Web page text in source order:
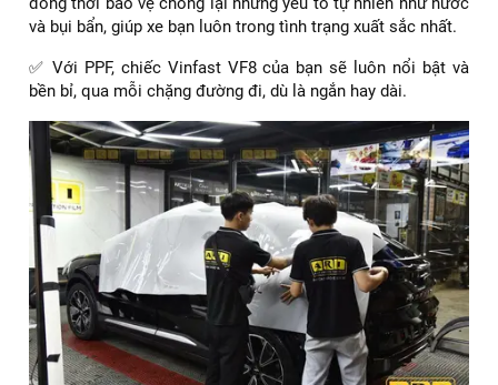
và bụi bẩn, giúp xe bạn luôn trong tình trạng xuất sắc nhất.
✅ Với PPF, chiếc Vinfast VF8 của bạn sẽ luôn nổi bật và
bền bỉ, qua mỗi chặng đường đi, dù là ngắn hay dài.